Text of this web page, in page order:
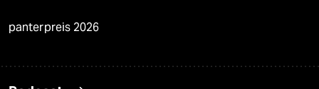
panterpreis 2026